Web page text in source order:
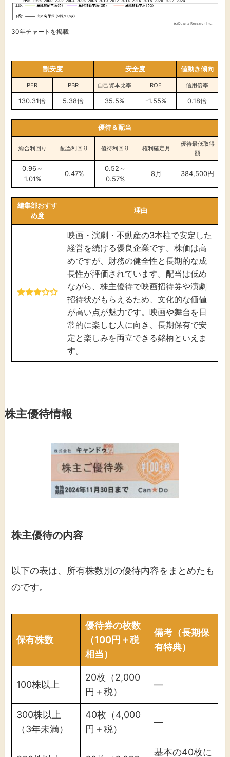
30年チャートを掲載
割安度 安全度 値動き傾向
PER PBR 自己資本比率 ROE 信用倍率
130.31倍 5.38倍 35.5% -1.55% 0.18倍
優待＆配当
総合利回り 配当利回り 優待利回り 権利確定月
優待最低取得
額
0.96～
1.01%
0.47%
0.52～
0.57%
8月 384,500円
編集部おすす
め度
理由
映画・演劇・不動産の3本柱で安定した
経営を続ける優良企業です。株価は高
めですが、財務の健全性と長期的な成
長性が評価されています。配当は低め
ながら、株主優待で映画招待券や演劇
招待状がもらえるため、文化的な価値
が高い点が魅力です。映画や舞台を日
常的に楽しむ人に向き、長期保有で安
定と楽しみを両立できる銘柄といえま
す。
株主優待情報
株主優待の内容
以下の表は、所有株数別の優待内容をまとめたも
のです。
保有株数
優待券の枚数
（100円＋税
相当）
備考（長期保
有特典）
100株以上
20枚（2,000
円＋税）
—
300株以上
（3年未満）
40枚（4,000
円＋税）
—
基本の40枚に